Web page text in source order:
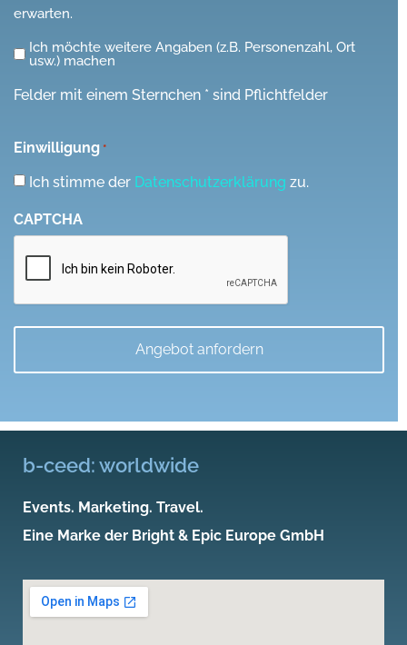
erwarten.
Ich
weitere
(z.B.
Personenzahl,
usw.)
machen
Ich möchte weitere Angaben (z.B. Personenzahl, Ort
usw.) machen
Felder mit einem Sternchen * sind Pflichtfelder
Einwilligung *
Ich stimme der Datenschutzerklärung zu.
CAPTCHA
b-ceed: worldwide
Events. Marketing. Travel.
Eine Marke der Bright & Epic Europe GmbH